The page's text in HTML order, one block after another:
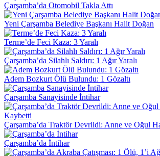
Çarşamba’da Otomobil Takla Attı
Yeni Çarşamba Belediye Başkanı Halit Doğan
Terme’de Feci Kaza: 3 Yaralı
Çarşamba’da Silahlı Saldırı: 1 Ağır Yaralı
Adem Bozkurt Ölü Bulundu: 1 Gözaltı
Çarşamba Sanayisinde İntihar
Çarşamba’da Traktör Devrildi: Anne ve Oğul
Çarşamba’da İntihar